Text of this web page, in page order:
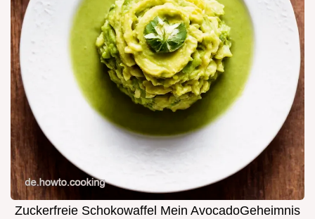
Zuckerfreie Schokowaffel Mein AvocadoGeheimnis